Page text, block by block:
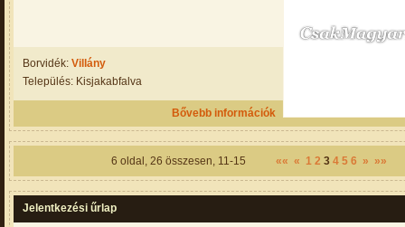
Borvidék: Villány
Település: Kisjakabfalva
Bővebb információk
6 oldal,26 összesen,11-15 «« « 1 2 3 4 5 6 » »»
Jelentkezési űrlap